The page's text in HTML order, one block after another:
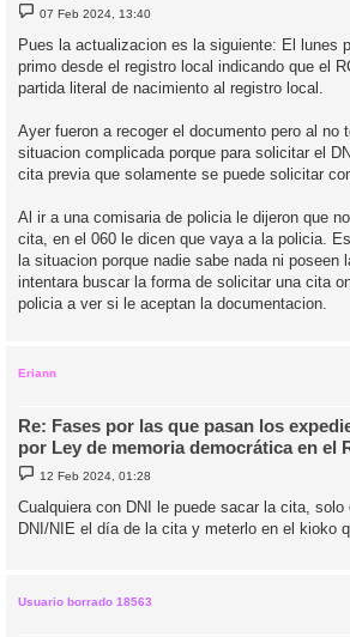
M
e
s
a
e
07 Feb 2024, 13:40
Pues la actualizacion es la siguiente: El lunes
primo desde el registro local indicando que el
partida literal de nacimiento al registro local.
Ayer fueron a recoger el documento pero al no
situacion complicada porque para solicitar el
cita previa que solamente se puede solicitar
Al ir a una comisaria de policia le dijeron que
cita, en el 060 le dicen que vaya a la policia.
la situacion porque nadie sabe nada ni poseen
intentara buscar la forma de solicitar una cita
policia a ver si le aceptan la documentacion.
Eriann
Re: Fases por las que pasan los
por Ley de memoria democrática en el
M
e
s
a
12 Feb 2024, 01:28
Cualquiera con DNI le puede sacar la cita, solo
DNI/NIE el día de la cita y meterlo en el kioko
Usuario borrado 18563